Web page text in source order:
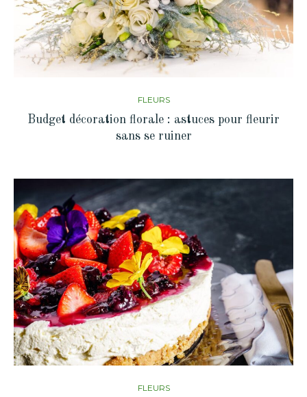
FLEURS
Budget décoration florale : astuces pour fleurir
sans se ruiner
FLEURS